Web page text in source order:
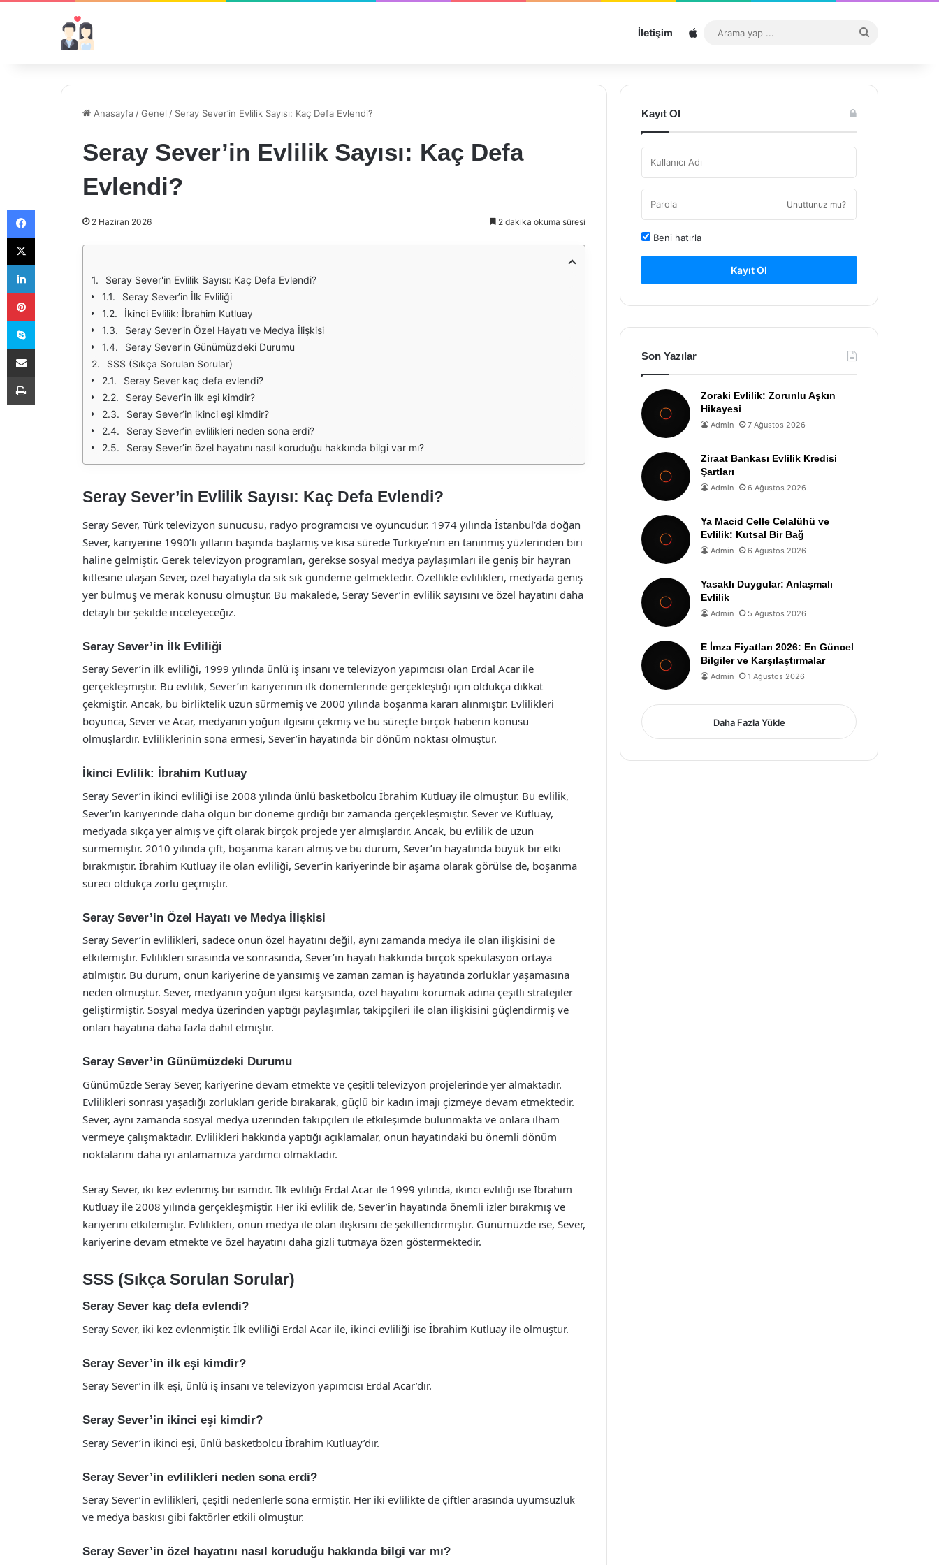
İletişim Sitemap
...
Anasayfa /Genel / Seray Sever’in Evlilik Sayısı: Kaç Defa Evlendi?
Seray Sever’in Evlilik Sayısı: Kaç Defa
Evlendi?
2 Haziran 2026 2 dakika okuma süresi
Seray Sever'in Evlilik Sayısı: Kaç Defa Evlendi?
Seray Sever’in İlk Evliliği
İkinci Evlilik: İbrahim Kutluay
Seray Sever’in Özel Hayatı ve Medya İlişkisi
Seray Sever’in Günümüzdeki Durumu
SSS (Sıkça Sorulan Sorular)
Seray Sever kaç defa evlendi?
Seray Sever’in ilk eşi kimdir?
Seray Sever’in ikinci eşi kimdir?
Seray Sever’in evlilikleri neden sona erdi?
Seray Sever’in özel hayatını nasıl koruduğu hakkında bilgi var mı?
Seray Sever’in Evlilik Sayısı: Kaç Defa Evlendi?
Seray Sever, Türk televizyon sunucusu, radyo programcısı ve oyuncudur. 1974 yılında İstanbul’da doğan
Sever, kariyerine 1990’lı yılların başında başlamış ve kısa sürede Türkiye’nin en tanınmış yüzlerinden biri
haline gelmiştir. Gerek televizyon programları, gerekse sosyal medya paylaşımları ile geniş bir hayran
kitlesine ulaşan Sever, özel hayatıyla da sık sık gündeme gelmektedir. Özellikle evlilikleri, medyada geniş
yer bulmuş ve merak konusu olmuştur. Bu makalede, Seray Sever’in evlilik sayısını ve özel hayatını daha
detaylı bir şekilde inceleyeceğiz.
Seray Sever’in İlk Evliliği
Seray Sever’in ilk evliliği, 1999 yılında ünlü iş insanı ve televizyon yapımcısı olan Erdal Acar ile
gerçekleşmiştir. Bu evlilik, Sever’in kariyerinin ilk dönemlerinde gerçekleştiği için oldukça dikkat
çekmiştir. Ancak, bu birliktelik uzun sürmemiş ve 2000 yılında boşanma kararı alınmıştır. Evlilikleri
boyunca, Sever ve Acar, medyanın yoğun ilgisini çekmiş ve bu süreçte birçok haberin konusu
olmuşlardır. Evliliklerinin sona ermesi, Sever’in hayatında bir dönüm noktası olmuştur.
İkinci Evlilik: İbrahim Kutluay
Seray Sever’in ikinci evliliği ise 2008 yılında ünlü basketbolcu İbrahim Kutluay ile olmuştur. Bu evlilik,
Sever’in kariyerinde daha olgun bir döneme girdiği bir zamanda gerçekleşmiştir. Sever ve Kutluay,
medyada sıkça yer almış ve çift olarak birçok projede yer almışlardır. Ancak, bu evlilik de uzun
sürmemiştir. 2010 yılında çift, boşanma kararı almış ve bu durum, Sever’in hayatında büyük bir etki
bırakmıştır. İbrahim Kutluay ile olan evliliği, Sever’in kariyerinde bir aşama olarak görülse de, boşanma
süreci oldukça zorlu geçmiştir.
Seray Sever’in Özel Hayatı ve Medya İlişkisi
Seray Sever’in evlilikleri, sadece onun özel hayatını değil, aynı zamanda medya ile olan ilişkisini de
etkilemiştir. Evlilikleri sırasında ve sonrasında, Sever’in hayatı hakkında birçok spekülasyon ortaya
atılmıştır. Bu durum, onun kariyerine de yansımış ve zaman zaman iş hayatında zorluklar yaşamasına
neden olmuştur. Sever, medyanın yoğun ilgisi karşısında, özel hayatını korumak adına çeşitli stratejiler
geliştirmiştir. Sosyal medya üzerinden yaptığı paylaşımlar, takipçileri ile olan ilişkisini güçlendirmiş ve
onları hayatına daha fazla dahil etmiştir.
Seray Sever’in Günümüzdeki Durumu
Günümüzde Seray Sever, kariyerine devam etmekte ve çeşitli televizyon projelerinde yer almaktadır.
Evlilikleri sonrası yaşadığı zorlukları geride bırakarak, güçlü bir kadın imajı çizmeye devam etmektedir.
Sever, aynı zamanda sosyal medya üzerinden takipçileri ile etkileşimde bulunmakta ve onlara ilham
vermeye çalışmaktadır. Evlilikleri hakkında yaptığı açıklamalar, onun hayatındaki bu önemli dönüm
noktalarını daha iyi anlamamıza yardımcı olmaktadır.
Seray Sever, iki kez evlenmiş bir isimdir. İlk evliliği Erdal Acar ile 1999 yılında, ikinci evliliği ise İbrahim
Kutluay ile 2008 yılında gerçekleşmiştir. Her iki evlilik de, Sever’in hayatında önemli izler bırakmış ve
kariyerini etkilemiştir. Evlilikleri, onun medya ile olan ilişkisini de şekillendirmiştir. Günümüzde ise, Sever,
kariyerine devam etmekte ve özel hayatını daha gizli tutmaya özen göstermektedir.
SSS (Sıkça Sorulan Sorular)
Seray Sever kaç defa evlendi?
Seray Sever, iki kez evlenmiştir. İlk evliliği Erdal Acar ile, ikinci evliliği ise İbrahim Kutluay ile olmuştur.
Seray Sever’in ilk eşi kimdir?
Seray Sever’in ilk eşi, ünlü iş insanı ve televizyon yapımcısı Erdal Acar’dır.
Seray Sever’in ikinci eşi kimdir?
Seray Sever’in ikinci eşi, ünlü basketbolcu İbrahim Kutluay’dır.
Seray Sever’in evlilikleri neden sona erdi?
Seray Sever’in evlilikleri, çeşitli nedenlerle sona ermiştir. Her iki evlilikte de çiftler arasında uyumsuzluk
ve medya baskısı gibi faktörler etkili olmuştur.
Seray Sever’in özel hayatını nasıl koruduğu hakkında bilgi var mı?
Kayıt Ol
Unuttunuz mu?
Beni hatırla
Kayıt Ol
Son Yazılar
Zoraki Evlilik: Zorunlu Aşkın
Hikayesi
Admin 7 Ağustos 2026
Ziraat Bankası Evlilik Kredisi
Şartları
Admin 6 Ağustos 2026
Ya Macid Celle Celalühü ve
Evlilik: Kutsal Bir Bağ
Admin 6 Ağustos 2026
Yasaklı Duygular: Anlaşmalı
Evlilik
Admin 5 Ağustos 2026
E İmza Fiyatları 2026: En Güncel
Bilgiler ve Karşılaştırmalar
Admin 1 Ağustos 2026
Daha Fazla Yükle
Facebook
X
LinkedIn
Pinterest
Skype
E-Posta ile paylaş